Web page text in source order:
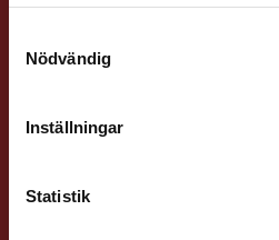
Nödvändig
Inställningar
Statistik
studentlitteratur.se via en
Vi erbjuder inte leveranser
att kunna slutföra ett köp